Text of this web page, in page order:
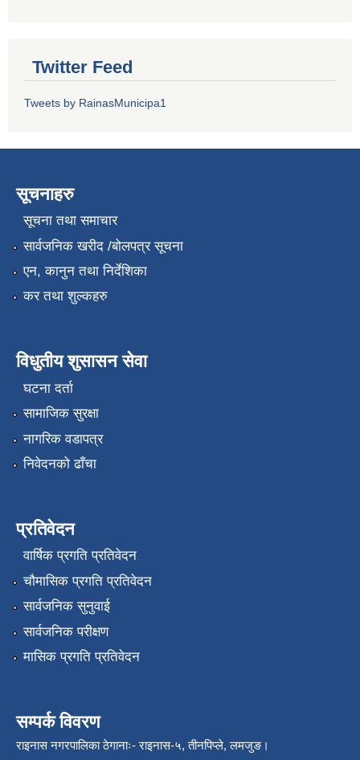
Twitter Feed
Tweets by RainasMunicipa1
सूचनाहरु
सूचना तथा समाचार
सार्वजनिक खरीद /बोलपत्र सूचना
एन, कानुन तथा निर्देशिका
कर तथा शुल्कहरु
विधुतीय शुसासन सेवा
घटना दर्ता
सामाजिक सुरक्षा
नागरिक वडापत्र
निवेदनको ढाँचा
प्रतिवेदन
वार्षिक प्रगति प्रतिवेदन
चौमासिक प्रगति प्रतिवेदन
सार्वजनिक सुनुवाई
सार्वजनिक परीक्षण
मासिक प्रगति प्रतिवेदन
सम्पर्क विवरण
राइनास नगरपालिका ठेगानाः- राइनास-५, तीनपिप्ले, लमजुङ।